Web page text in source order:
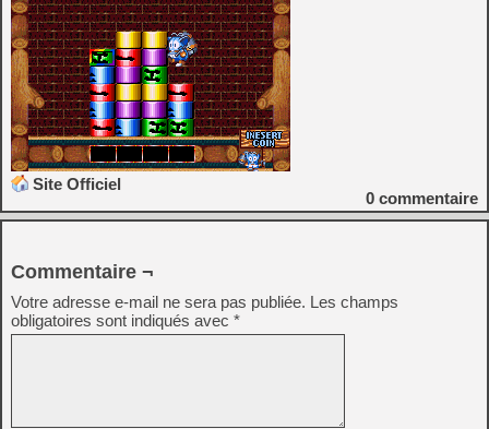
Site Officiel
0 commentaire
Commentaire ¬
Votre adresse e-mail ne sera pas publiée. Les champs
obligatoires sont indiqués avec *